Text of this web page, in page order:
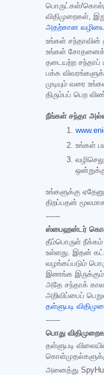
பொருட்கள்/
விதிமுறைகள்,
அதற்கான
உங்கள் சந்தாவின்
உங்கள் சோதனைக்
தடையற்ற சந்தாப்
பக்க
முடியும் வரை
திரும்பப் பெற
நீங்கள் சந்தா
உங்கள்
உங்களுக்கு
திறப்பதன்
------
ஸ்பைஹன்டர்
தீம்பொருள் நீக்கம்
உள்ளது. இதன்
வழங்கப்படும்
இணங்க
அதே சந்தாக்
அறிவிப்பைப்
தள்ளுபடி
------
பொது
தள்ளுபடி
அனைத்து